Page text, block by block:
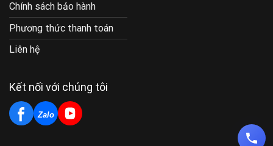
Chính sách bảo hành
Phương thức thanh toán
Liên hệ
Kết nối với chúng tôi
Zalo